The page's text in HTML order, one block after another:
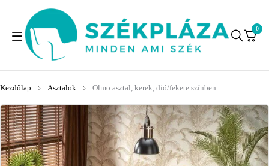
0
Kezdőlap Asztalok Olmo asztal, kerek, dió/fekete színben